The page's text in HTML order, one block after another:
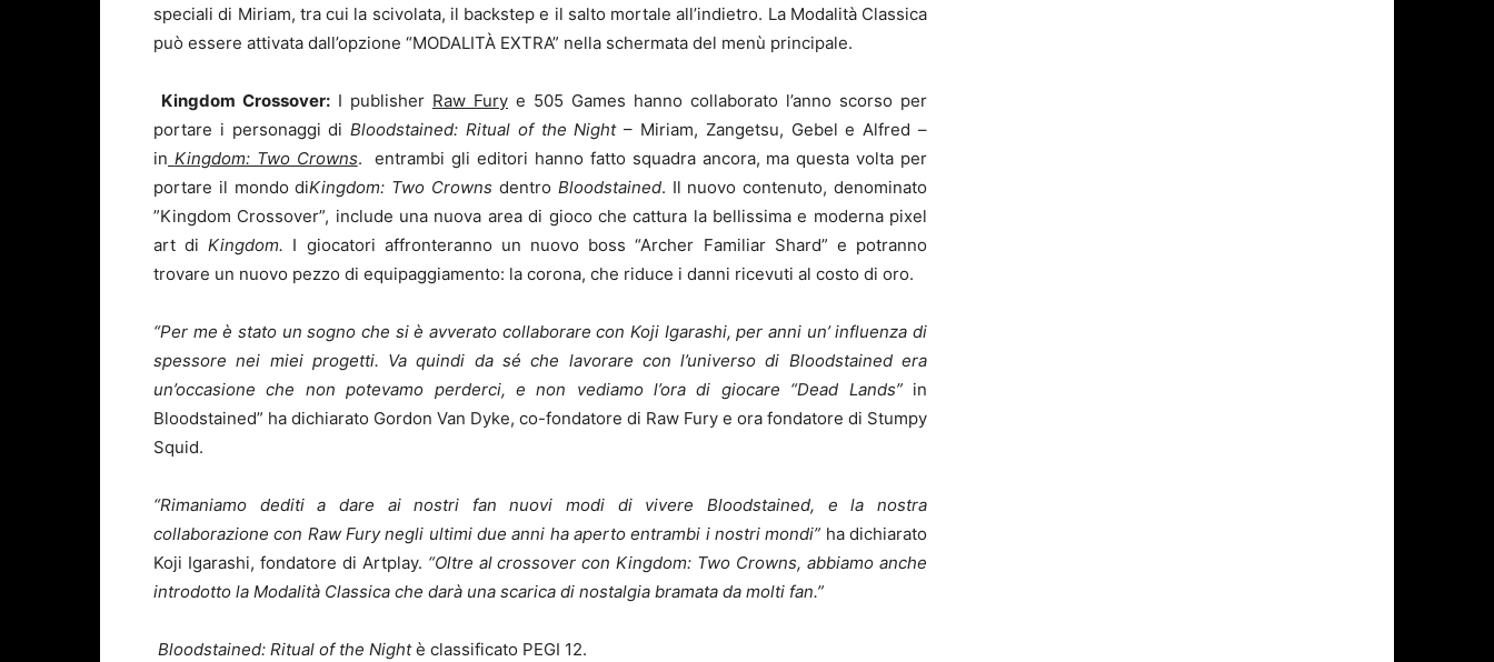
speciali di Miriam, tra cui la scivolata, il backstep e il salto mortale all’indietro. La Modalità Classica
può essere attivata dall’opzione “MODALITÀ EXTRA” nella schermata del menù principale.
Kingdom Crossover: I publisher Raw Fury e 505 Games hanno collaborato l’anno scorso per
portare i personaggi diBloodstained: Ritual of the Night– Miriam, Zangetsu, Gebel e Alfred –
in Kingdom: Two Crowns. entrambi gli editori hanno fatto squadra ancora, ma questa volta per
portare il mondo diKingdom: Two Crowns dentro Bloodstained. Il nuovo contenuto, denominato
”Kingdom Crossover”, include una nuova area di gioco che cattura la bellissima e moderna pixel
art diKingdom. I giocatori affronteranno un nuovo boss “Archer Familiar Shard” e potranno
trovare un nuovo pezzo di equipaggiamento: la corona, che riduce i danni ricevuti al costo di oro.
“Per me è stato un sogno che si è avverato collaborare con Koji Igarashi, per anni un’ influenza di
spessore nei miei progetti. Va quindi da sé che lavorare con l’universo di Bloodstained era
un’occasione che non potevamo perderci, e non vediamo l’ora di giocare “Dead Lands”in
Bloodstained” ha dichiarato Gordon Van Dyke, co-fondatore di Raw Fury e ora fondatore di Stumpy
Squid.
“Rimaniamo dediti a dare ai nostri fan nuovi modi di vivere Bloodstained, e la nostra
collaborazione con Raw Fury negli ultimi due anni ha aperto entrambi i nostri mondi” ha dichiarato
Koji Igarashi, fondatore di Artplay. “Oltre al crossover conKingdom: Two Crowns,abbiamo anche
introdotto la Modalità Classica che darà una scarica di nostalgia bramata da molti fan.”
Bloodstained: Ritual of the Nightè classificato PEGI 12.